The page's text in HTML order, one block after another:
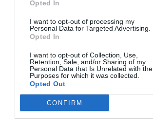
Opted In
I want to opt-out of processing my
Personal Data for Targeted Advertising.
Opted In
I want to opt-out of Collection, Use,
Retention, Sale, and/or Sharing of my
Personal Data that Is Unrelated with the
Purposes for which it was collected.
Opted Out
CONFIRM